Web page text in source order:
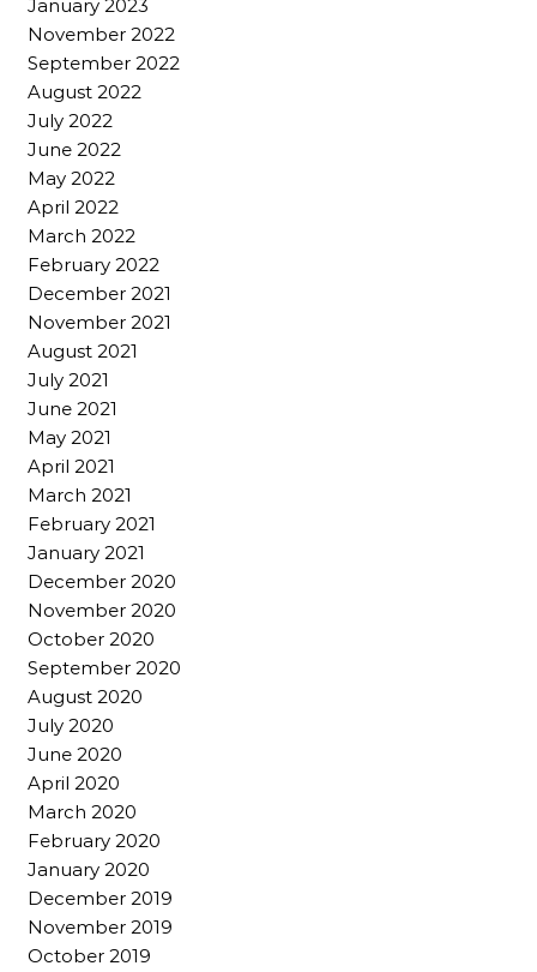
January 2023
November 2022
September 2022
August 2022
July 2022
June 2022
May 2022
April 2022
March 2022
February 2022
December 2021
November 2021
August 2021
July 2021
June 2021
May 2021
April 2021
March 2021
February 2021
January 2021
December 2020
November 2020
October 2020
September 2020
August 2020
July 2020
June 2020
April 2020
March 2020
February 2020
January 2020
December 2019
November 2019
October 2019